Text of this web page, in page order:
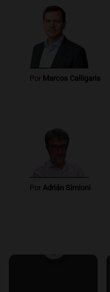
Por Marcos Calligaris
Por Adrián Simioni